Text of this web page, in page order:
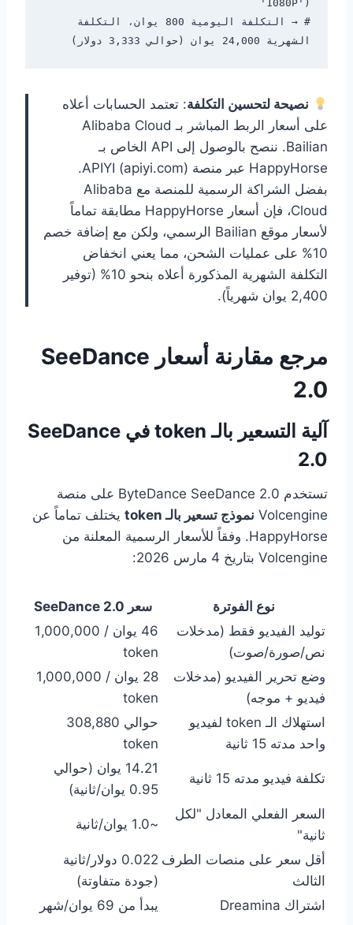
الشهرية 24,000 يوان (حوالي 3,333 دولار)
نصيحة لتحسين التكلفة: تعتمد الحسابات أعلاه
على أسعار الربط المباشر بـ Alibaba Cloud
Bailian. ننصح بالوصول إلى API الخاص بـ
HappyHorse عبر منصة APIYI (apiyi.com).
بفضل الشراكة الرسمية للمنصة مع Alibaba
Cloud، فإن أسعار HappyHorse مطابقة تماماً
لأسعار موقع Bailian الرسمي، ولكن مع إضافة خصم
10% على عمليات الشحن، مما يعني انخفاض
التكلفة الشهرية المذكورة أعلاه بنحو 10% (توفير
2,400 يوان شهرياً).
مرجع مقارنة أسعار SeeDance
2.0
آلية التسعير بالـ token في SeeDance
2.0
تستخدم ByteDance SeeDance 2.0 على منصة
Volcengine نموذج تسعير بالـ token
يختلف تماماً عن
HappyHorse. وفقاً للأسعار الرسمية المعلنة من
Volcengine بتاريخ 4 مارس 2026:
نوع الفوترة
سعر SeeDance 2.0
توليد الفيديو فقط (مدخلات
نص/صورة/صوت)
46 يوان / 1,000,000
token
وضع تحرير الفيديو (مدخلات
فيديو + موجه)
28 يوان / 1,000,000
token
استهلاك الـ token لفيديو
واحد مدته 15 ثانية
حوالي 308,880
token
تكلفة فيديو مدته 15 ثانية
14.21 يوان (حوالي
0.95 يوان/ثانية)
السعر الفعلي المعادل "لكل
ثانية"
~1.0 يوان/ثانية
أقل سعر على منصات الطرف
الثالث
0.022 دولار/ثانية
(جودة متفاوتة)
اشتراك Dreamina
يبدأ من 69 يوان/شهر